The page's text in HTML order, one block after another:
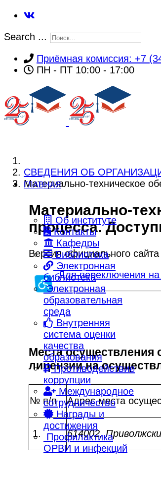
Search ...
Приёмная комиссия: +7
ПН - ПТ 10:00 - 17:00
ГЛАВНАЯ
Об институте
Контакты
Кафедры
Библиотека
Электронная
библиотека
Электронная
образовательная
среда
Внутренняя
система оценки
качества
образования
Противодействие
коррупции
Международное
сотрудничество
Награды и
достижения
Профилактика
ОРВИ и инфекций
СВЕДЕНИЯ ОБ
Материально-техническое
Материально-
процесса.
Версия официального
Для переключения
Места осуществления
лицензии на
№ п/п Адрес места
1. 614002,